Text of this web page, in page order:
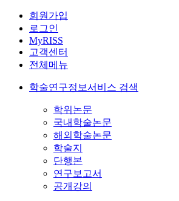
회원가입
로그인
MyRISS
고객센터
전체메뉴
학술연구정보서비스 검색
학위논문
국내학술논문
해외학술논문
학술지
단행본
연구보고서
공개강의